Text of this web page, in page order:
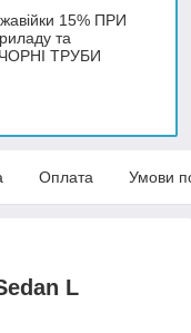
15% ПРИ
та
ЧОРНІ ТРУБИ
Оплата Умови
L